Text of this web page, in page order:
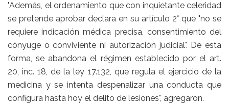
"Además, el ordenamiento que con inquietante celeridad
se pretende aprobar declara en su artículo 2° que "no se
requiere indicación médica precisa, consentimiento del
cónyuge o conviviente ni autorización judicial". De esta
forma, se abandona el régimen establecido por el art.
20, inc. 18, de la ley 17.132, que regula el ejercicio de la
medicina y se intenta despenalizar una conducta que
configura hasta hoy el delito de lesiones", agregaron.